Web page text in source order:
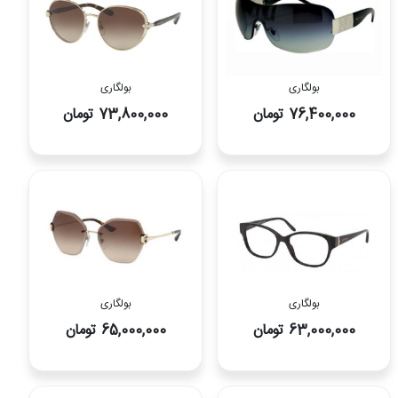
بولگاری
76,400,000 تومان
بولگاری
73,800,000 تومان
بولگاری
63,000,000 تومان
بولگاری
65,000,000 تومان